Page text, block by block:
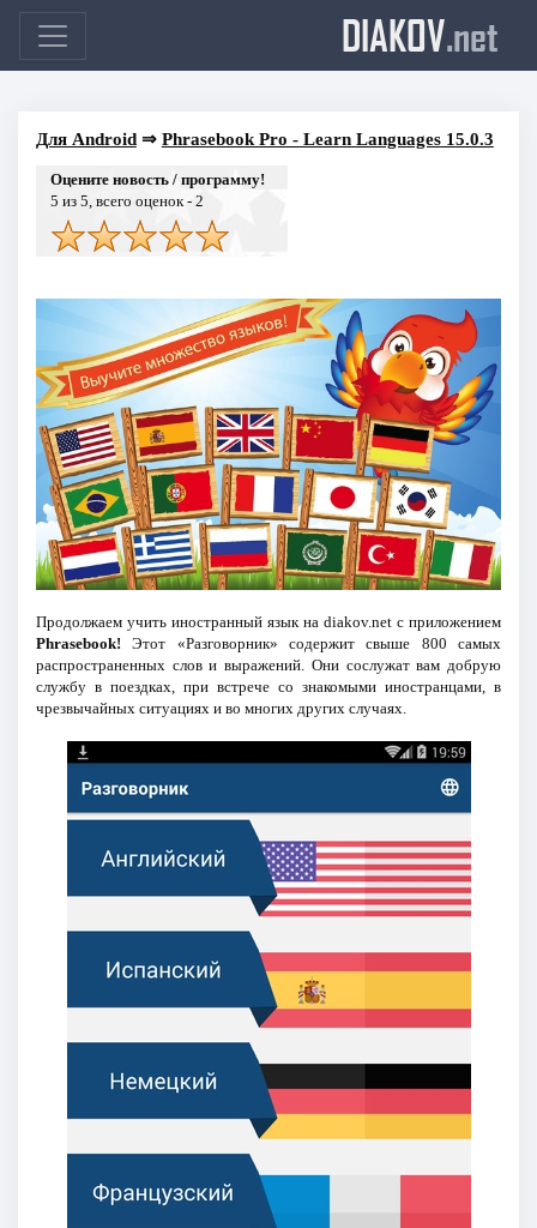
DIAKOV.net
Для Android⇒ Phrasebook Pro - Learn Languages 15.0.3
Оцените новость / программу!
5 из 5, всего оценок - 2
Продолжаем учить иностранный язык на diakov.net c приложением
Phrasebook! Этот «Разговорник» содержит свыше 800 самых
распространенных слов и выражений. Они сослужат вам добрую
службу в поездках, при встрече со знакомыми иностранцами, в
чрезвычайных ситуациях и во многих других случаях.